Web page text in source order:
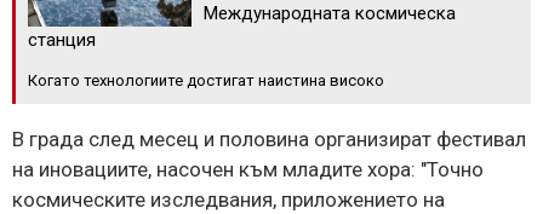
Международната космическа
станция
Когато технологиите достигат наистина високо
В града след месец и половина организират фестивал
на иновациите, насочен към младите хора: "Точно
космическите изследвания, приложението на